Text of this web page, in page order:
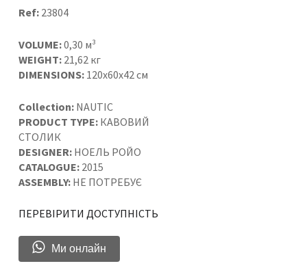
Ref:23804
VOLUME:0,30 м³
WEIGHT: 21,62 кг
DIMENSIONS: 120x60x42 см
Collection: NAUTIC
PRODUCT TYPE: КАВОВИЙ
СТОЛИК
DESIGNER: НОЕЛЬ РОЙО
CATALOGUE: 2015
ASSEMBLY: НЕ ПОТРЕБУЄ
ПЕРЕВІРИТИ ДОСТУПНІСТЬ
Ми онлайн